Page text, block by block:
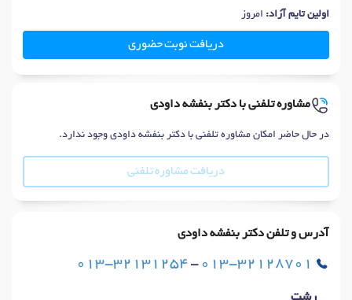
اولین تایم آزاد: امروز
دریافت نوبت حضوری
مشاوره تلفنی با دکتر بنفشه داودی
در حال حاضر امکان مشاوره تلفنی با دکتر بنفشه داودی وجود ندارد.
دریافت مشاوره تلفنی
آدرس و تلفن دکتر بنفشه داودی
013-32131254 - 013-32128701